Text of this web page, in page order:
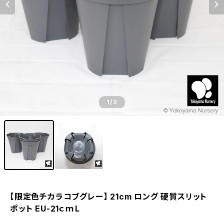
1/2
【限定色チカラコブグレー】 21cm ロング 硬質スリット
ポット EU-21ｃｍL